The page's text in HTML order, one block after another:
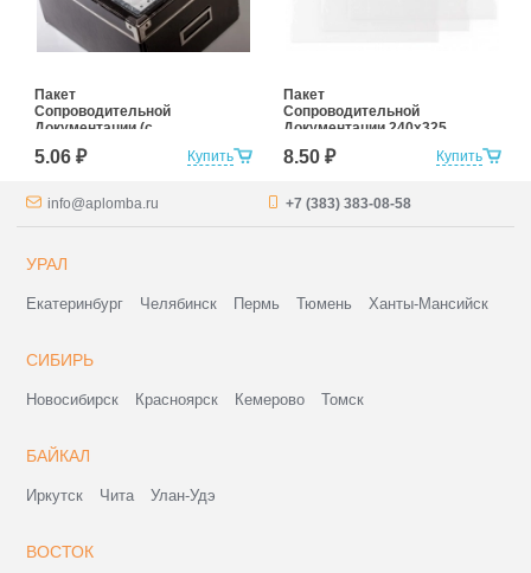
Купить
Пакет
Сопроводительной
Документации (с
клейким слоем),
180Х255мм без клапана
5.06 ₽ Купить
Пакет
Сопроводительной
Документации 240х325
8.50 ₽
info@aplomba.ru +7 (383) 383-08-58
УРАЛ
Екатеринбург Челябинск Пермь Тюмень Ханты-Мансийск
СИБИРЬ
Новосибирск Красноярск Кемерово Томск
БАЙКАЛ
Иркутск Чита Улан-Удэ
ВОСТОК